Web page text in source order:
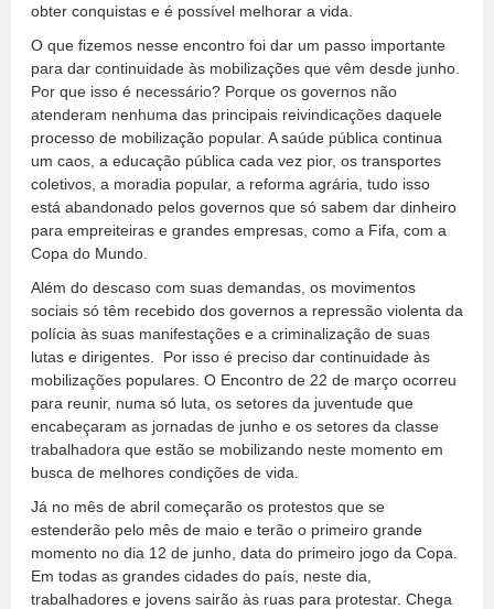
obter conquistas e é possível melhorar a vida.
O que fizemos nesse encontro foi dar um passo importante
para dar continuidade às mobilizações que vêm desde junho.
Por que isso é necessário? Porque os governos não
atenderam nenhuma das principais reivindicações daquele
processo de mobilização popular. A saúde pública continua
um caos, a educação pública cada vez pior, os transportes
coletivos, a moradia popular, a reforma agrária, tudo isso
está abandonado pelos governos que só sabem dar dinheiro
para empreiteiras e grandes empresas, como a Fifa, com a
Copa do Mundo.
Além do descaso com suas demandas, os movimentos
sociais só têm recebido dos governos a repressão violenta da
polícia às suas manifestações e a criminalização de suas
lutas e dirigentes. Por isso é preciso dar continuidade às
mobilizações populares. O Encontro de 22 de março ocorreu
para reunir, numa só luta, os setores da juventude que
encabeçaram as jornadas de junho e os setores da classe
trabalhadora que estão se mobilizando neste momento em
busca de melhores condições de vida.
Já no mês de abril começarão os protestos que se
estenderão pelo mês de maio e terão o primeiro grande
momento no dia 12 de junho, data do primeiro jogo da Copa.
Em todas as grandes cidades do país, neste dia,
trabalhadores e jovens sairão às ruas para protestar. Chega